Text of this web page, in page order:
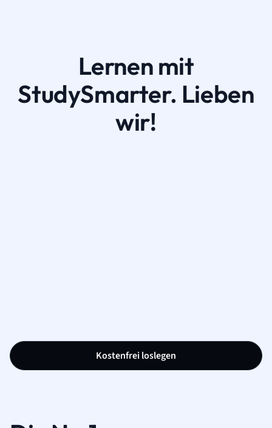
Lernen mit
StudySmarter. Lieben
wir!
Kostenfrei loslegen